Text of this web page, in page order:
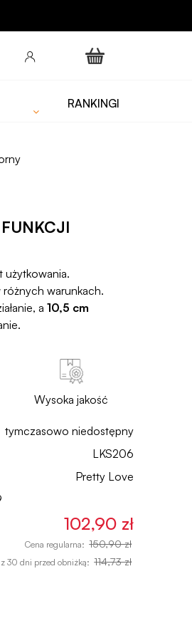
RANKINGI
użytkowania.
warunkach.
a10,5 cm
Wysoka jakość
tymczasowo niedostępny
LKS206
Pretty Love
102,90 zł
Cena regularna: 150,90 zł
30 dni przed obniżką: 114,73 zł